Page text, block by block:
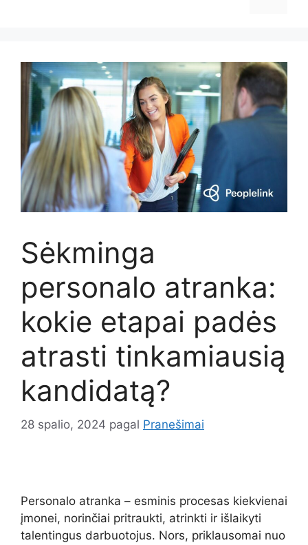
Sėkminga
personalo atranka:
kokie etapai padės
atrasti tinkamiausią
kandidatą?
28 spalio, 2024 pagal Pranešimai
Personalo atranka – esminis procesas kiekvienai
įmonei, norinčiai pritraukti, atrinkti ir išlaikyti
talentingus darbuotojus. Nors, priklausomai nuo